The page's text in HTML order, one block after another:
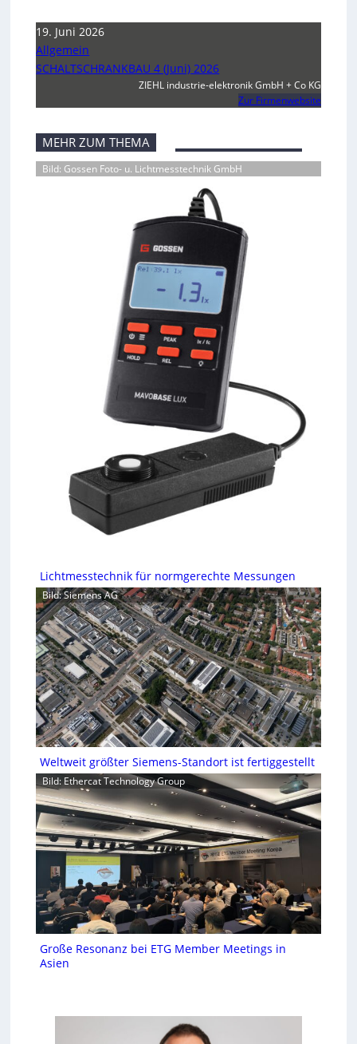
19. Juni 2026
Allgemein
SCHALTSCHRANKBAU 4 (Juni) 2026
ZIEHL industrie-elektronik GmbH + Co KG
Zur Firmenwebsite
MEHR ZUM THEMA
Bild: Gossen Foto- u. Lichtmesstechnik GmbH
Lichtmesstechnik für normgerechte Messungen
Bild: Siemens AG
Weltweit größter Siemens-Standort ist fertiggestellt
Bild: Ethercat Technology Group
Große Resonanz bei ETG Member Meetings in
Asien